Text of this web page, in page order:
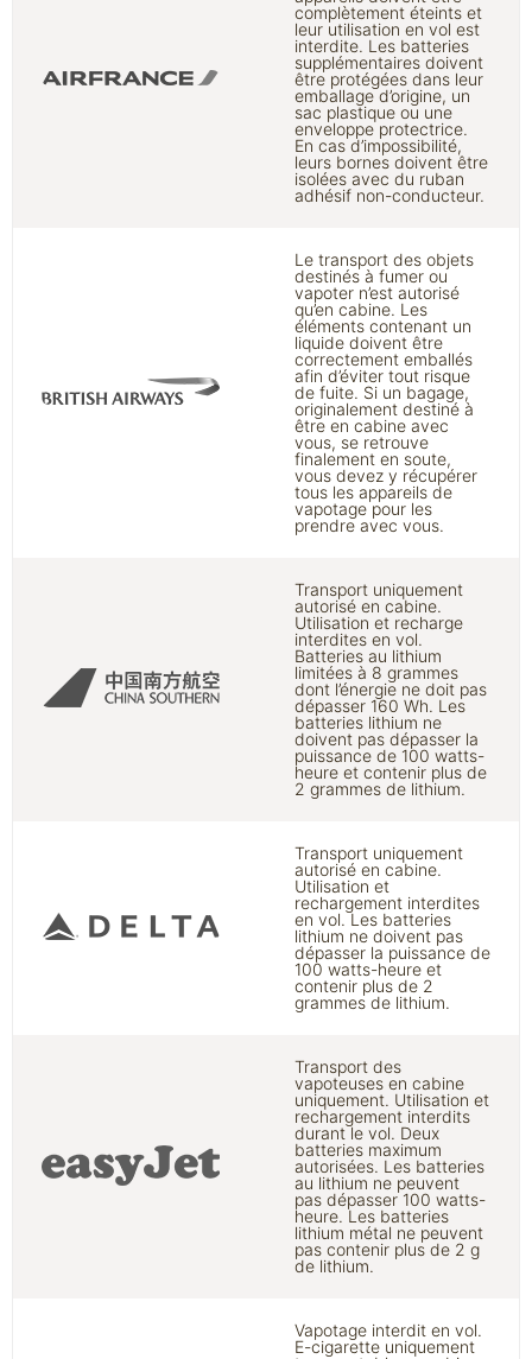
complètement éteints et
leur utilisation en vol est
interdite. Les batteries
supplémentaires doivent
être protégées dans leur
emballage d’origine, un
sac plastique ou une
enveloppe protectrice.
En cas d’impossibilité,
leurs bornes doivent être
isolées avec du ruban
adhésif non-conducteur.
Le transport des objets
destinés à fumer ou
vapoter n’est autorisé
qu’en cabine. Les
éléments contenant un
liquide doivent être
correctement emballés
afin d’éviter tout risque
de fuite. Si un bagage,
originalement destiné à
être en cabine avec
vous, se retrouve
finalement en soute,
vous devez y récupérer
tous les appareils de
vapotage pour les
prendre avec vous.
Transport uniquement
autorisé en cabine.
Utilisation et recharge
interdites en vol.
Batteries au lithium
limitées à 8 grammes
dont l’énergie ne doit pas
dépasser 160 Wh. Les
batteries lithium ne
doivent pas dépasser la
puissance de 100 watts-
heure et contenir plus de
2 grammes de lithium.
Transport uniquement
autorisé en cabine.
Utilisation et
rechargement interdites
en vol. Les batteries
lithium ne doivent pas
dépasser la puissance de
100 watts-heure et
contenir plus de 2
grammes de lithium.
Transport des
vapoteuses en cabine
uniquement. Utilisation et
rechargement interdits
durant le vol. Deux
batteries maximum
autorisées. Les batteries
au lithium ne peuvent
pas dépasser 100 watts-
heure. Les batteries
lithium métal ne peuvent
pas contenir plus de 2 g
de lithium.
Vapotage interdit en vol.
E-cigarette uniquement